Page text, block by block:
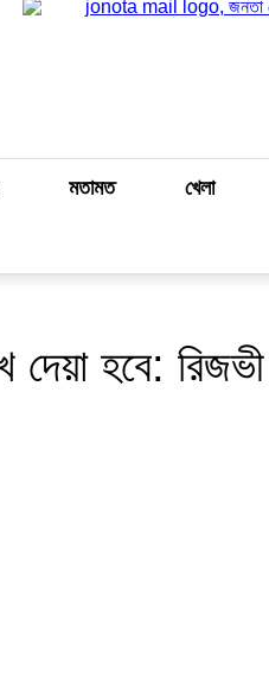
মতামত খেলা
দেয়া হবে: রিজভী